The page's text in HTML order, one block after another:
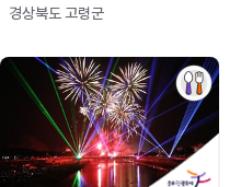
경상북도 고령군